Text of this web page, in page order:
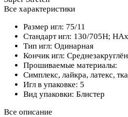
Все характеристики
Размер игл: 75/11
Стандарт игл: 130/705H;
Тип игл: Одинарная
Кончик игл:
Прошиваемые материалы:
Симплекс, лайкра, латекс,
Игл в упаковке: 5
Вид упаковки: Блистер
Все описание